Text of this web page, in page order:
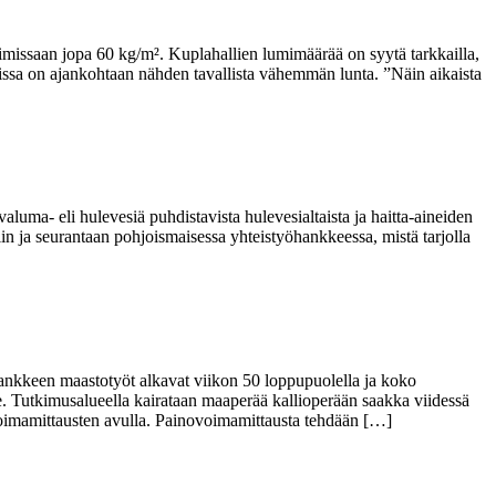
jopa 60 kg/m². Kuplahallien lumimäärää on syytä tarkkailla,
on ajankohtaan nähden tavallista vähemmän lunta. ”Näin aikaista
eli hulevesiä puhdistavista hulevesialtaista ja haitta-aineiden
ja seurantaan pohjoismaisessa yhteistyöhankkeessa, mistä tarjolla
maastotyöt alkavat viikon 50 loppupuolella ja koko
kairataan maaperää kallioperään saakka viidessä
avulla. Painovoimamittausta tehdään […]